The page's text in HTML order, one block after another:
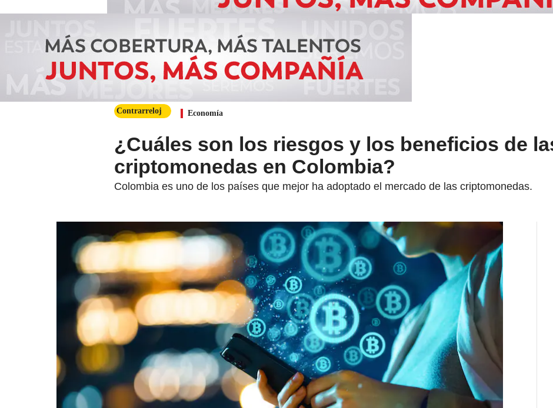
Contrarreloj Economía
¿Cuáles son los riesgos y los beneficios de
criptomonedas en Colombia?
Colombia es uno de los países que mejor ha adoptado el mercado de las criptomonedas.